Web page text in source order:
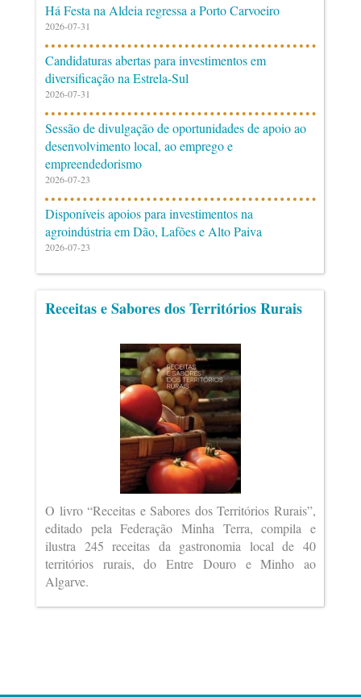
Há Festa na Aldeia regressa a Porto Carvoeiro
2026-07-31
Candidaturas abertas para investimentos em
diversificação na Estrela-Sul
2026-07-31
Sessão de divulgação de oportunidades de apoio ao
desenvolvimento local, ao emprego e
empreendedorismo
2026-07-23
Disponíveis apoios para investimentos na
agroindústria em Dão, Lafões e Alto Paiva
2026-07-23
Receitas e Sabores dos Territórios Rurais
O livro “Receitas e Sabores dos Territórios Rurais”,
editado pela Federação Minha Terra, compila e
ilustra 245 receitas da gastronomia local de 40
territórios rurais, do Entre Douro e Minho ao
Algarve.